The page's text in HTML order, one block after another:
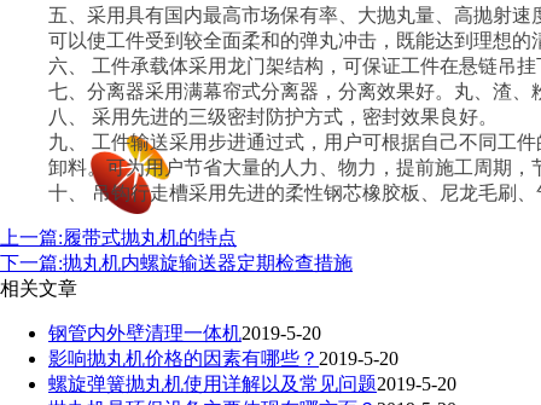
五、采用具有国内最高市场保有率、大抛丸量、高抛射
可以使工件受到较全面柔和的弹丸冲击，既能达到理
六、 工件承载体采用龙门架结构，可保证工件在悬链
七、分离器采用满幕帘式分离器，分离效果好。丸、
八、 采用先进的三级密封防护方式，密封效果良好。
九、 工件输送采用步进通过式，用户可根据自己不同工
卸料。可为用户节省大量的人力、物力，提前施工周
十、 吊钩行走槽采用先进的柔性钢芯橡胶板、尼龙毛刷
上一篇:履带式抛丸机的特点
下一篇:抛丸机内螺旋输送器定期检查措施
相关文章
钢管内外壁清理一体机2019-5-20
影响抛丸机价格的因素有哪些？ 2019-5-20
螺旋弹簧抛丸机使用详解以及常见问题2019-5-20
COPYRIGHT © 2009-2017. 苏州博特亚机械有限公司